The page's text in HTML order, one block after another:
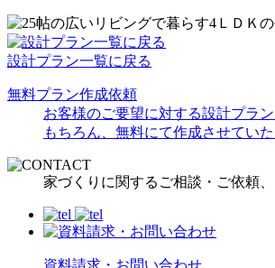
設計プラン一覧に戻る
無料プラン作成依頼
お客様のご要望に対する設計プラ
もちろん、無料にて作成させてい
家づくりに関するご相談・ご依頼
資料請求・お問い合わせ